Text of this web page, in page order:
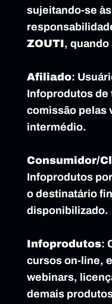
sujeitando-se
ZOUTI,
Afiliado:
Infoprodutos
comissão pelas
intermédio.
Consumidor/
Infoprodutos
o destinatário
disponibilizado.
Infoprodutos:
cursos on-line,
webinars,
demais